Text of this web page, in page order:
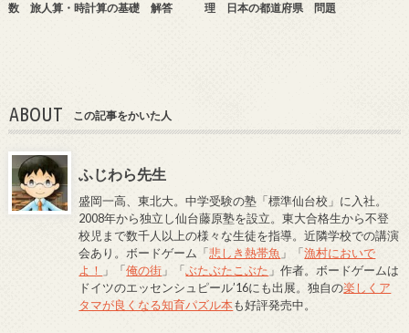
数 旅人算・時計算の基礎 解答
理 日本の都道府県 問題
ABOUT この記事をかいた人
ふじわら先生
盛岡一高、東北大。中学受験の塾「標準仙台校」に入社。
2008年から独立し仙台藤原塾を設立。東大合格生から不登
校児まで数千人以上の様々な生徒を指導。近隣学校での講演
会あり。ボードゲーム「悲しき熱帯魚 」「漁村においで
よ！ 」「俺の街 」「ぶたぶたこぶた 」作者。ボードゲームは
ドイツのエッセンシュピール’16にも出展。独自の楽しくア
タマが良くなる知育パズル本も好評発売中。